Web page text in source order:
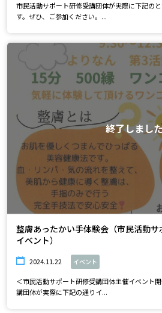
市民活動サポート研修受講団体が実際に下記の
す。ぜひ、ご参加ください。...
終了しまし
整膚あったかい手体験会（市民活動
イベント）
2024.11.22 イベント
＜市民活動サポート研修受講団体主催イベント
講団体が実際に下記の通りイ...